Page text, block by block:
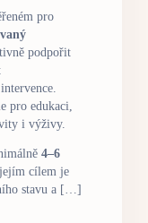
pro
podpořit
pro edukaci,
i výživy.
4–6
cílem je
stavu a […]